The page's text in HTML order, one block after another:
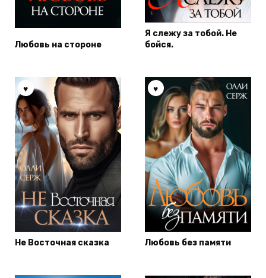
Любовь на стороне
Я слежу за тобой. Не
бойся.
Не Восточная сказка Любовь без памяти